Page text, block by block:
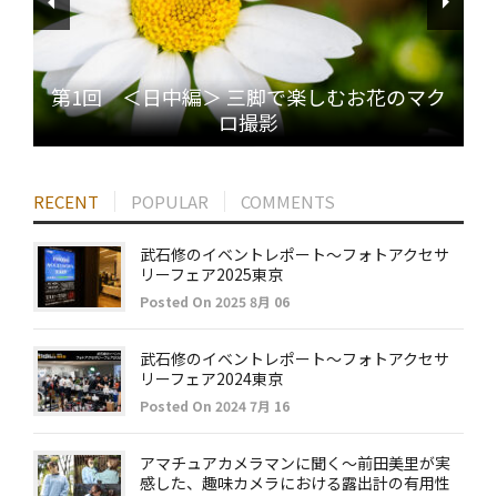
第1回 ＜日中編＞ 三脚で楽しむお花のマク
ロ撮影
RECENT POPULAR COMMENTS
武石修のイベントレポート～フォトアクセサ
リーフェア2025東京
Posted On 2025 8月 06
武石修のイベントレポート～フォトアクセサ
リーフェア2024東京
Posted On 2024 7月 16
アマチュアカメラマンに聞く～前田美里が実
感した、趣味カメラにおける露出計の有用性